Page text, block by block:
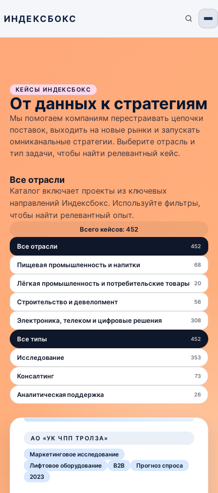
ИНДЕКСБОКС
КЕЙСЫ ИНДЕКСБОКС
От данных к стратегиям
Мы помогаем компаниям перестраивать цепочки
поставок, выходить на новые рынки и запускать
омниканальные стратегии. Выберите отрасль и
тип задачи, чтобы найти релевантный кейс.
Все отрасли
Каталог включает проекты из ключевых
направлений Индексбокс. Используйте фильтры,
чтобы найти релевантный опыт.
Всего кейсов: 452
Все отрасли 452
Пищевая промышленность и напитки 68
Лёгкая промышленность и потребительские товары 20
Строительство и девелопмент 56
Электроника, телеком и цифровые решения 308
Все типы 452
Исследование 353
Консалтинг 73
Аналитическая поддержка 26
АО «УК ЧПП ТРОЛЗА»
Маркетинговое исследование
Лифтовое оборудование
B2B
Прогноз спроса
2023